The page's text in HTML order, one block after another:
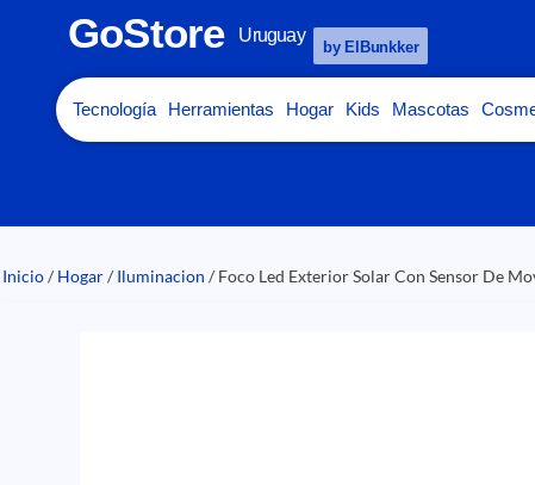
GoStore Uruguay
by ElBunkker
Tecnología Herramientas Hogar Kids Mascotas
Inicio/ Hogar/ Iluminacion / Foco Led Exterior Solar Con Sensor De